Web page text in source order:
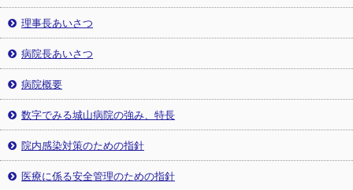
理事長あいさつ
病院長あいさつ
病院概要
数字でみる城山病院の強み、特長
院内感染対策のための指針
医療に係る安全管理のための指針